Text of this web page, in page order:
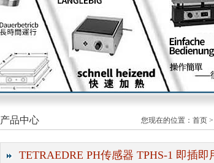
产品中心 您现在的位置： 首页 >
TETRAEDRE PH传感器 TPHS-1 即插即